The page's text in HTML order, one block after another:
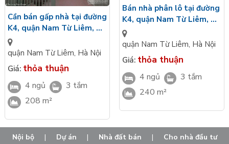
Cần bán gấp nhà tại đường
K4, quận Nam Từ Liêm, Hà
Nội
quận Nam Từ Liêm, Hà Nội
Giá: thỏa thuận
4 ngủ
3 tắm
208 m²
Bán nhà phân lô tại đường
K4, quận Nam Từ Liêm, Hà
Nội
quận Nam Từ Liêm, Hà Nội
Giá: thỏa thuận
4 ngủ
3 tắm
240 m²
Nội bộ | Dự án | Nhà đất bán | Cho nhà đầu tư